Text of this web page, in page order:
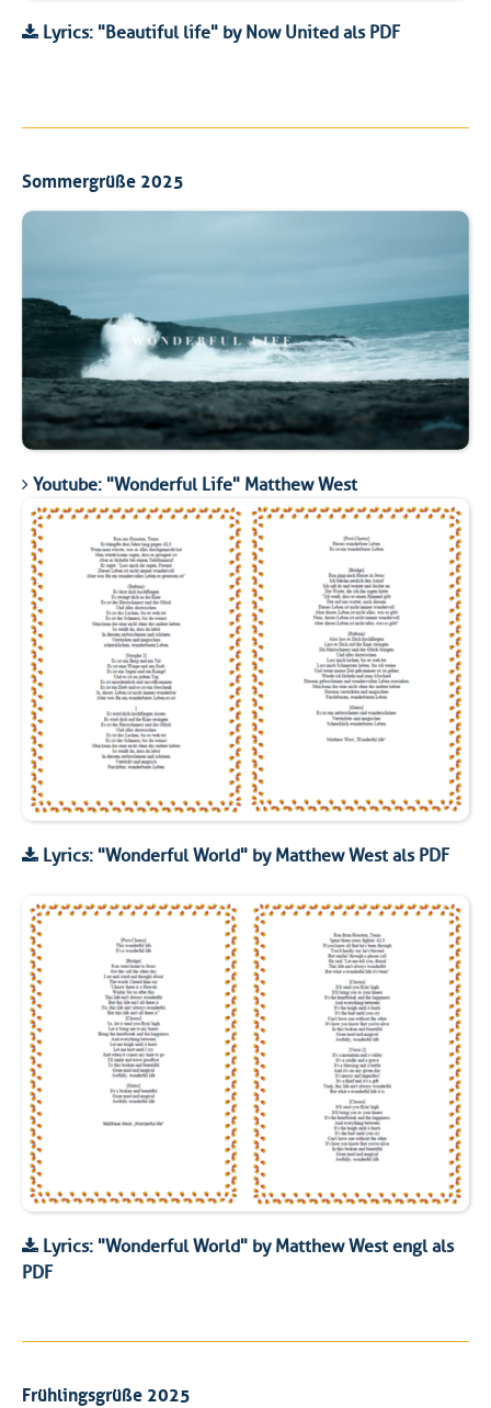
Lyrics: "Beautiful life" by Now United als PDF
Sommergrüße 2025
Youtube: "Wonderful Life" Matthew West
Lyrics: "Wonderful World" by Matthew West als PDF
Lyrics: "Wonderful World" by Matthew West engl als
PDF
Frühlingsgrüße 2025